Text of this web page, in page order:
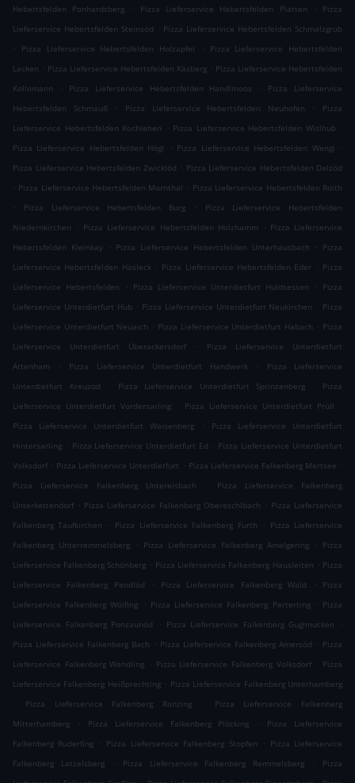
Hebertsfelden Ponhardsberg
. Pizza Lieferservice Hebertsfelden Platten .
Pizza
Lieferservice Hebertsfelden Steinsöd . Pizza Lieferservice Hebertsfelden Schmalzgrub
.
Pizza Lieferservice Hebertsfelden Holzapfel .
Pizza Lieferservice Hebertsfelden
Lacken . Pizza Lieferservice Hebertsfelden Käsberg . Pizza Lieferservice Hebertsfelden
Kollomann
. Pizza Lieferservice Hebertsfelden Handlmoos .
Pizza Lieferservice
Hebertsfelden Schmauß
. Pizza Lieferservice Hebertsfelden Neuhofen .
Pizza
Lieferservice Hebertsfelden Kochlehen
. Pizza Lieferservice Hebertsfelden Wislhub .
Pizza Lieferservice Hebertsfelden Högl
. Pizza Lieferservice Hebertsfelden Wengl
.
Pizza Lieferservice Hebertsfelden Zwicklöd . Pizza Lieferservice Hebertsfelden Delzöd
. Pizza Lieferservice Hebertsfelden Mornthal . Pizza Lieferservice Hebertsfelden Roith
.
Pizza Lieferservice Hebertsfelden Burg .
Pizza Lieferservice Hebertsfelden
Niedernkirchen
. Pizza Lieferservice Hebertsfelden Holzhamm . Pizza Lieferservice
Hebertsfelden Kleinkay
. Pizza Lieferservice Hebertsfelden Unterhausbach . Pizza
Lieferservice Hebertsfelden Hasleck . Pizza Lieferservice Hebertsfelden Eder . Pizza
Lieferservice Hebertsfelden
. Pizza Lieferservice Unterdietfurt Huldsessen . Pizza
Lieferservice Unterdietfurt Hub . Pizza Lieferservice Unterdietfurt Neukirchen . Pizza
Lieferservice Unterdietfurt Neuaich . Pizza Lieferservice Unterdietfurt Habach . Pizza
Lieferservice Unterdietfurt Überackersdorf
.
Pizza Lieferservice Unterdietfurt
Attenham
. Pizza Lieferservice Unterdietfurt Handwerk .
Pizza Lieferservice
Unterdietfurt Kreuzöd
. Pizza Lieferservice Unterdietfurt Sprinzenberg .
Pizza
Lieferservice Unterdietfurt Vordersarling
. Pizza Lieferservice Unterdietfurt Prüll
.
Pizza Lieferservice Unterdietfurt Waisenberg
.
Pizza Lieferservice Unterdietfurt
Hintersarling . Pizza Lieferservice Unterdietfurt Ed . Pizza Lieferservice Unterdietfurt
Volksdorf . Pizza Lieferservice Unterdietfurt . Pizza Lieferservice Falkenberg Mertsee .
Pizza Lieferservice Falkenberg Untereisbach
.
Pizza Lieferservice Falkenberg
Unterkettendorf . Pizza Lieferservice Falkenberg Obereschlbach . Pizza Lieferservice
Falkenberg Taufkirchen
. Pizza Lieferservice Falkenberg Furth . Pizza Lieferservice
Falkenberg Unterremmelsberg
. Pizza Lieferservice Falkenberg Amelgering . Pizza
Lieferservice Falkenberg Schönberg . Pizza Lieferservice Falkenberg Hausleiten . Pizza
Lieferservice Falkenberg Pendlöd
. Pizza Lieferservice Falkenberg Wald .
Pizza
Lieferservice Falkenberg Wölfing
. Pizza Lieferservice Falkenberg Perterting . Pizza
Lieferservice Falkenberg Ponzaunöd
. Pizza Lieferservice Falkenberg Guglmucken
.
Pizza Lieferservice Falkenberg Bach . Pizza Lieferservice Falkenberg Amersöd . Pizza
Lieferservice Falkenberg Wendling . Pizza Lieferservice Falkenberg Volksdorf . Pizza
Lieferservice Falkenberg Heißprechting . Pizza Lieferservice Falkenberg Unterhamberg
.
Pizza Lieferservice Falkenberg Ranzing .
Pizza Lieferservice Falkenberg
Mitterhamberg
. Pizza Lieferservice Falkenberg Plöcking .
Pizza Lieferservice
Falkenberg Ruderfing
. Pizza Lieferservice Falkenberg Stopfen . Pizza Lieferservice
Falkenberg Latzelsberg
. Pizza Lieferservice Falkenberg Remmelsberg .
Pizza